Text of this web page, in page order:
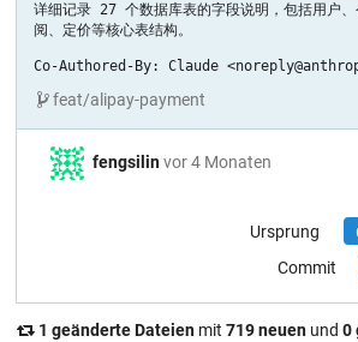
详细记录 27 个数据库表的字段说明，包括用户
阅、定价等核心表结构。
Co-Authored-By: Claude
feat/alipay-payment
fengsilin vor 4 Monaten
Ursprung
Commit
1 geänderte Dateien mit 719 neuen und 0